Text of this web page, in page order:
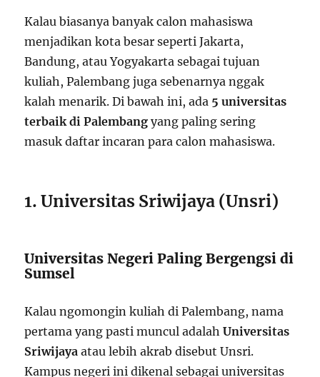
Kalau biasanya banyak calon mahasiswa
menjadikan kota besar seperti Jakarta,
Bandung, atau Yogyakarta sebagai tujuan
kuliah, Palembang juga sebenarnya nggak
kalah menarik. Di bawah ini, ada 5 universitas
terbaik di Palembang yang paling sering
masuk daftar incaran para calon mahasiswa.
1. Universitas Sriwijaya (Unsri)
Universitas Negeri Paling Bergengsi di
Sumsel
Kalau ngomongin kuliah di Palembang, nama
pertama yang pasti muncul adalahUniversitas
Sriwijaya atau lebih akrab disebut Unsri.
Kampus negeri ini dikenal sebagai universitas